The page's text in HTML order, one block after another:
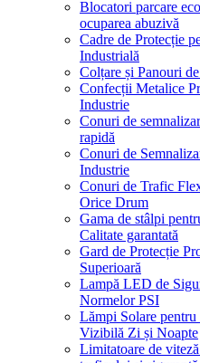
Blocatori parcare
ocuparea abuzivă
Cadre de Protecție
Industrială
Colțare și Panouri
Confecții Metalice
Industrie
Conuri de
rapidă
Conuri de
Industrie
Conuri de Trafic
Orice Drum
Gama de stâlpi
Calitate garantată
Gard de Protecție
Superioară
Lampă LED de
Normelor PSI
Lămpi Solare
Vizibilă Zi și Noapte
Limitatoare de